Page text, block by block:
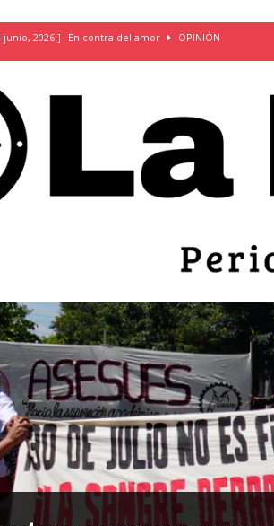
junio, 2026 ] En contra del amor OPINIÓN
febrero, 2026 ] Cuando la prevención de embarazos
julio, 2026 ] Estudiantes conmemoran el 51
Piden mantener la libertad provisional de
julio, 2026 ] ARENA y FMLN apuestan por mujeres en
julio, 2026 ] A María Hildaura le falló el Estado
julio, 2026 ] Más allá de los casos: cómo entender el